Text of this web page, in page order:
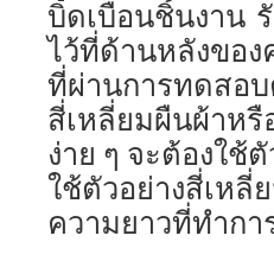
บิดเบือนชิ้นงาน
ไว้ที่ด้านหลังขอ
ที่ผ่านการทดสอ
สี่เหลี่ยมผืนผ้าห
ง่าย ๆ จะต้องใช้
ใช้ตัวอย่างสี่เห
ความยาวที่ทำก